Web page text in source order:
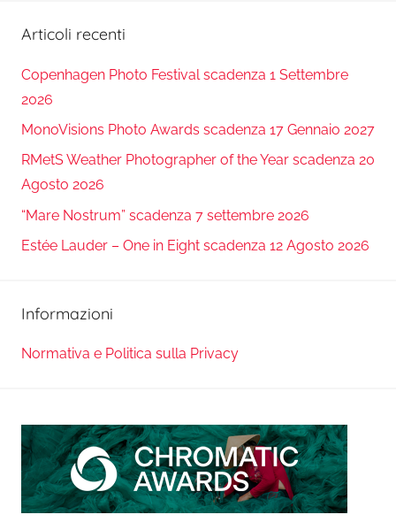
Articoli recenti
Copenhagen Photo Festival scadenza 1 Settembre
2026
MonoVisions Photo Awards scadenza 17 Gennaio 2027
RMetS Weather Photographer of the Year scadenza 20
Agosto 2026
“Mare Nostrum” scadenza 7 settembre 2026
Estée Lauder – One in Eight scadenza 12 Agosto 2026
Informazioni
Normativa e Politica sulla Privacy